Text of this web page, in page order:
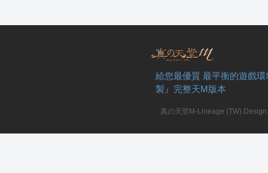
給您最優質 最平衡的遊戲
製』完整天M版本
真の天堂M-Lineage (TW)